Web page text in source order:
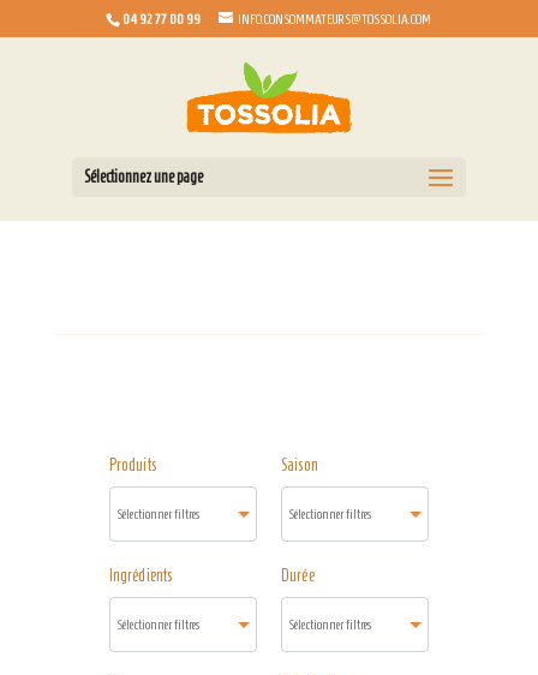
04 92 77 00 99 INFO.CONSOMMATEURS@TOSSOLIA.COM
Sélectionnez une page
Produits Saison
Ingrédients Durée